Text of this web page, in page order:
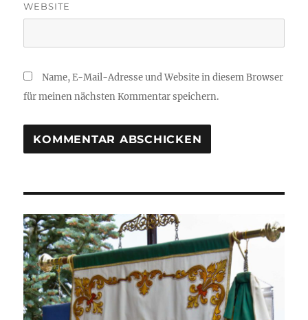
WEBSITE
Name, E-Mail-Adresse und Website in diesem Browser
für meinen nächsten Kommentar speichern.